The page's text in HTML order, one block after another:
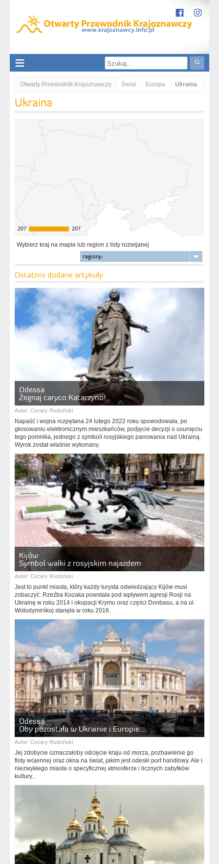
Otwarty Przewodnik Krajoznawczy Świat Europa Ukraina
Ukraina
207
207 207
207
Wybierz kraj na mapie lub region z listy rozwijanej
regiony:
Ostatnio dodane artykuły
Odessa
Żegnaj caryco Katarzyno!
Autor: Cezary Rudziński
Napaść i wojna rozpętana 24 lutego 2022 roku spowodowała, po
głosowaniu elektronicznym mieszkańców, podjęcie decyzji o usunięciu
tego pomnika, jednego z symboli rosyjskiego panowania nad Ukrainą.
Wyrok został właśnie wykonany.
Kijów
Symbol walki z rosyjskim najazdem
Autor: Cezary Rudziński
Jest to punkt miasta, który każdy turysta odwiedzający Kijów musi
zobaczyć. Rzeźba Kozaka powstała pod wpływem agresji Rosji na
Ukrainę w roku 2014 i okupacji Krymu oraz części Donbasu, a na ul.
Wołodymirśkoj stanęła w roku 2016.
Odessa
Oby pozostała w Ukrainie i Europie…
Autor: Cezary Rudziński
Jej zdobycie oznaczałoby odcięcie kraju od morza, pozbawienie go
floty wojennej oraz okna na świat, jakim jest odeski port handlowy. Ale i
niezwykłego miasta o specyficznej atmosferze i licznych zabytków
kultury...